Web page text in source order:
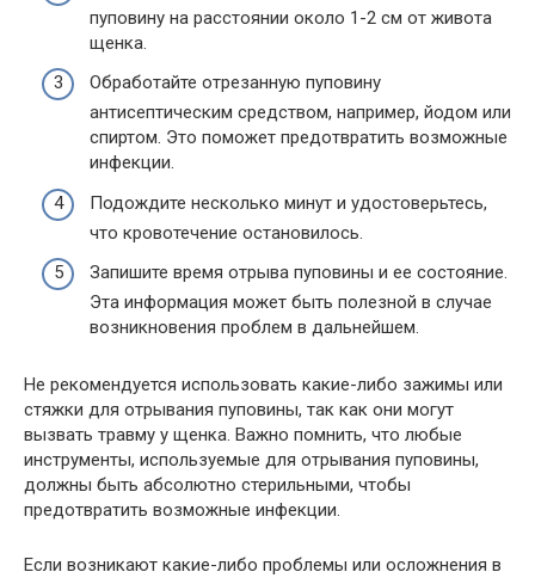
пуповину на расстоянии около 1-2 см от живота
щенка.
Обработайте отрезанную пуповину
антисептическим средством, например, йодом или
спиртом. Это поможет предотвратить возможные
инфекции.
Подождите несколько минут и удостоверьтесь,
что кровотечение остановилось.
Запишите время отрыва пуповины и ее состояние.
Эта информация может быть полезной в случае
возникновения проблем в дальнейшем.
Не рекомендуется использовать какие-либо зажимы или
стяжки для отрывания пуповины, так как они могут
вызвать травму у щенка. Важно помнить, что любые
инструменты, используемые для отрывания пуповины,
должны быть абсолютно стерильными, чтобы
предотвратить возможные инфекции.
Если возникают какие-либо проблемы или осложнения в